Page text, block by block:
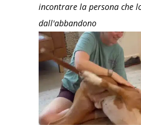
incontrare la persona che
dall'abbandono